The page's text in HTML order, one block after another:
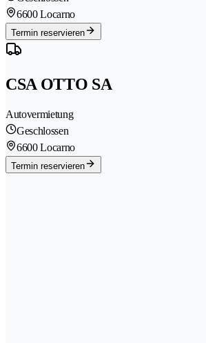
6600 Locarno
Termin reservieren
CSA OTTO SA
Autovermietung
Geschlossen
6600 Locarno
Termin reservieren